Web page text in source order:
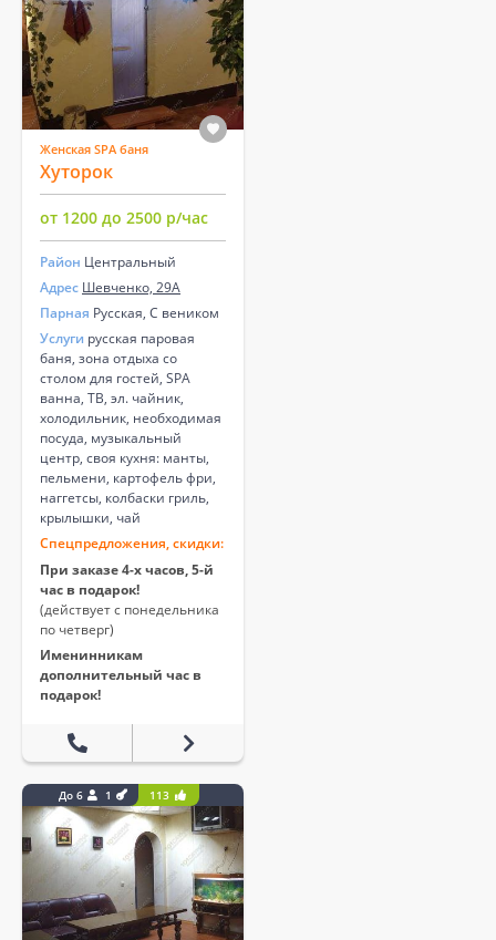
Женская SPA баня
Хуторок
от 1200 до 2500 р/час
Район Центральный
Адрес Шевченко, 29А
Парная Русская, С веником
Услуги русская паровая
баня, зона отдыха со
столом для гостей, SPA
ванна, ТВ, эл. чайник,
холодильник, необходимая
посуда, музыкальный
центр, своя кухня: манты,
пельмени, картофель фри,
наггетсы, колбаски гриль,
крылышки, чай
Спецпредложения, скидки:
При заказе 4-х часов, 5-й
час в подарок!
(действует с понедельника
по четверг)
Именинникам
дополнительный час в
подарок!
До 6 1 113